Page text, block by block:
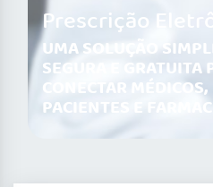
Prescrição
UMA SOLUÇÃO
SEGURA E GRATUITA
CONECTAR MÉDICOS,
PACIENTES E